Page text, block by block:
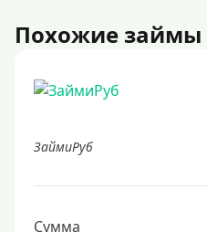
Похожие займы
ЗаймиРуб
Сумма